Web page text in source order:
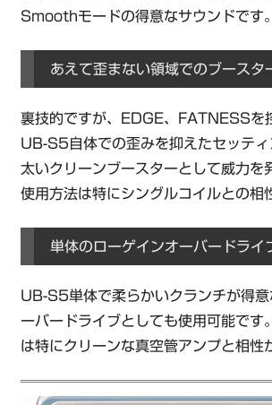
Smoothモードの得意なサウンドです。
あえて歪まない領域でのブースタ
裏技的ですが、EDGE、FATNESSを
UB-S5自体での歪みを抑えたセッティ
太いクリーンブースターとして威力を
使用方法は特にシングルコイルとの相
単体のローゲインオーバードライ
UB-S5単体で柔らかいクランチが得意
ーバードライブとしても使用可能です
は特にクリーンな真空管アンプと相性